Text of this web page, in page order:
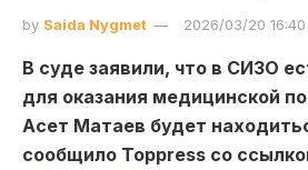
by Saida Nygmet 2026/03/20 16:40
В суде заявили, что в СИЗО
для оказания медицинской
Асет Матаев будет
сообщило Toppress со